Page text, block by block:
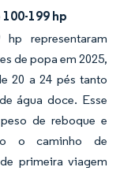
199 hp
representaram
de popa em 2025,
20 a 24 pés tanto
água doce. Esse
de reboque e
o o caminho de
primeira viagem